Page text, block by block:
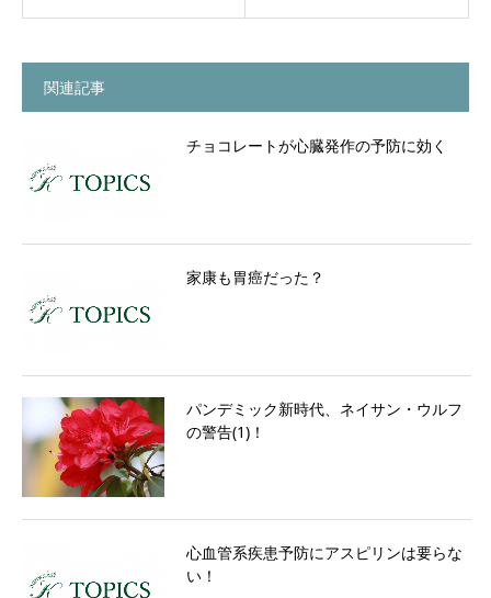
関連記事
チョコレートが心臓発作の予防に効く
家康も胃癌だった？
パンデミック新時代、ネイサン・ウルフ
の警告(1)！
心血管系疾患予防にアスピリンは要らな
い！